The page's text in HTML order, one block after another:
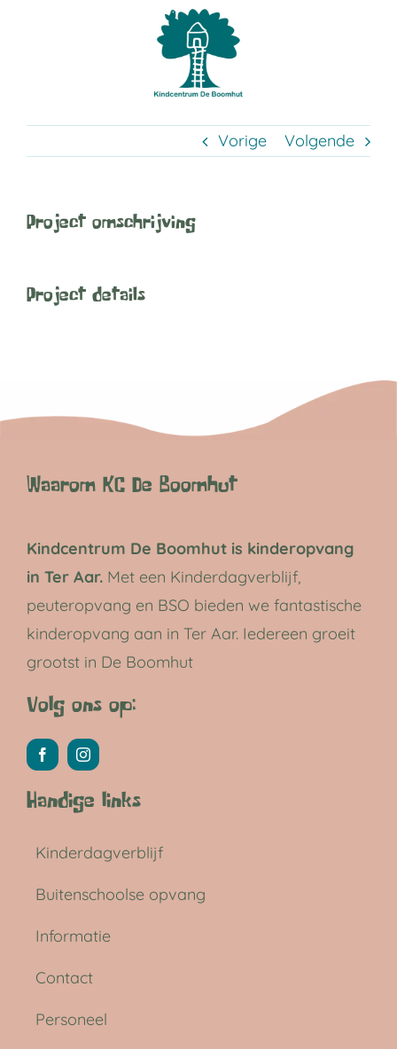
Vorige Volgende
Project omschrijving
Project details
Waarom KC De Boomhut
Kindcentrum De Boomhut is kinderopvang
in Ter Aar.Met een Kinderdagverblijf,
peuteropvang en BSO bieden we fantastische
kinderopvang aan in Ter Aar. Iedereen groeit
grootst in De Boomhut
Volg ons op:
Handige links
Kinderdagverblijf
Buitenschoolse opvang
Informatie
Contact
Personeel